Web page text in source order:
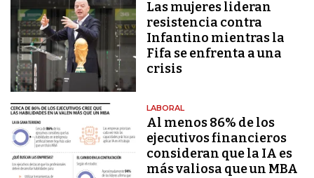
Las mujeres lideran
resistencia contra
Infantino mientras la
Fifa se enfrenta a una
crisis
LABORAL
Al menos 86% de los
ejecutivos financieros
consideran que la IA es
más valiosa que un MBA